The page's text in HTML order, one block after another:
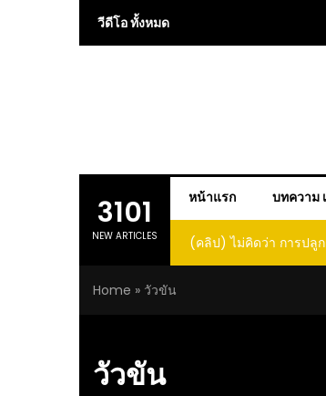
วีดีโอ ทั้งหมด
3101
NEW ARTICLES
หน้าแรก บทความ
(คลิป) ไม่คิดว่า การปลู
โตและหวานขนาด
Home » วัวขัน
วัวขัน